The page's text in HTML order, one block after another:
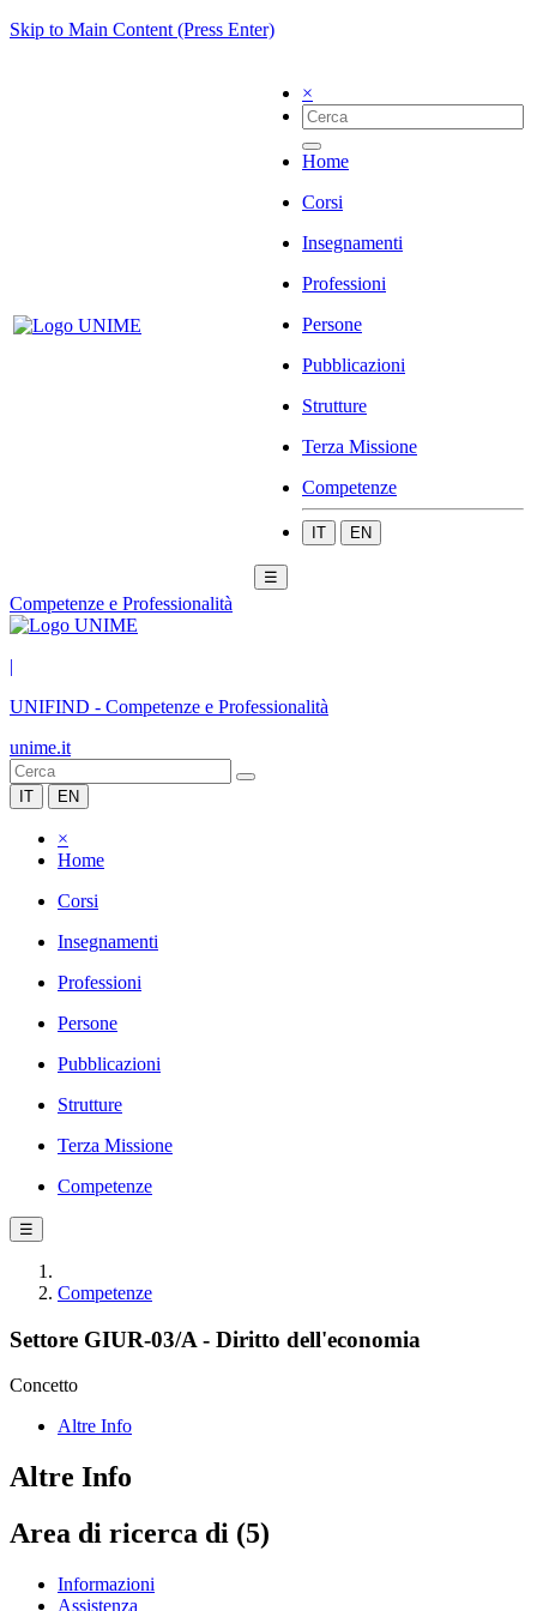
Skip to Main Content (Press Enter)
×
Home
Corsi
Insegnamenti
Professioni
Persone
Pubblicazioni
Strutture
Terza Missione
Competenze
IT EN
☰
Competenze e Professionalità
|
UNIFIND - Competenze e Professionalità
unime.it
IT EN
×
Home
Corsi
Insegnamenti
Professioni
Persone
Pubblicazioni
Strutture
Terza Missione
Competenze
☰
Competenze
Settore GIUR-03/A - Diritto dell'economia
Concetto
Altre Info
Altre Info
Area di ricerca di (5)
Informazioni
Assistenza